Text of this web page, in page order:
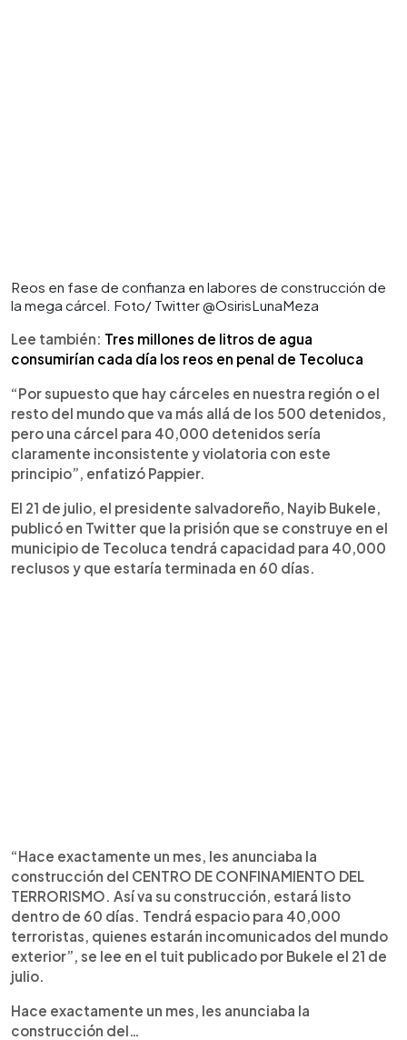
Reos en fase de confianza en labores de construcción de
la mega cárcel. Foto/ Twitter @OsirisLunaMeza
Lee también: Tres millones de litros de agua
consumirían cada día los reos en penal de Tecoluca
“Por supuesto que hay cárceles en nuestra región o el
resto del mundo que va más allá de los 500 detenidos,
pero una cárcel para 40,000 detenidos sería
claramente inconsistente y violatoria con este
principio”, enfatizó Pappier.
El 21 de julio, el presidente salvadoreño, Nayib Bukele,
publicó en Twitter que la prisión que se construye en el
municipio de Tecoluca tendrá capacidad para 40,000
reclusos y que estaría terminada en 60 días.
“Hace exactamente un mes, les anunciaba la
construcción del CENTRO DE CONFINAMIENTO DEL
TERRORISMO. Así va su construcción, estará listo
dentro de 60 días. Tendrá espacio para 40,000
terroristas, quienes estarán incomunicados del mundo
exterior”, se lee en el tuit publicado por Bukele el 21 de
julio.
Hace exactamente un mes, les anunciaba la
construcción del…